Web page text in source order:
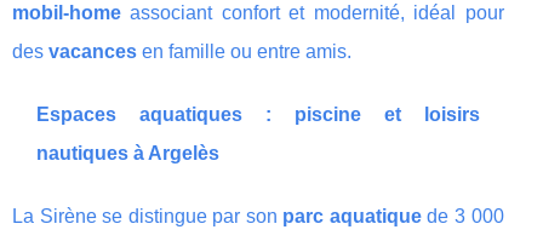
mobil-home associant confort et modernité, idéal pour
des vacances en famille ou entre amis.
Espaces aquatiques : piscine et loisirs
nautiques à Argelès
La Sirène se distingue par son parc aquatiquede 3 000